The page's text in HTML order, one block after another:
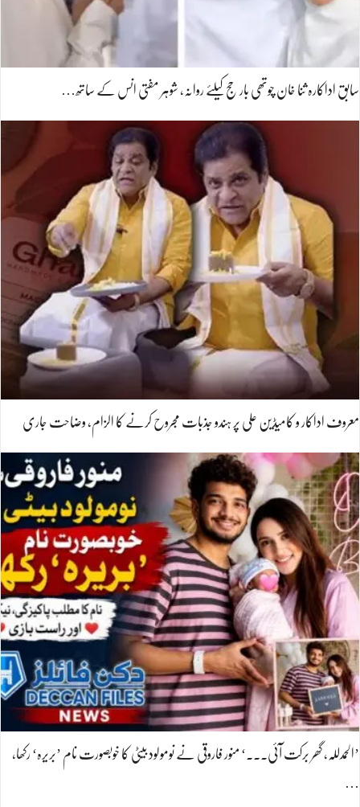
سابق اداکارہ ثنا خان چوتھی بار حج کیلئے روانہ، شوہر مفتی انس کے ساتھ…
معروف اداکار و کامیڈین علی پر ہندو جذبات مجروح کرنے کا الزام، وضاحت جاری
’الحمدللہ، گھر برکت آئی۔۔۔‘ منور فاروقی نے نومولود بیٹی کا خوبصورت نام ’بریرہ‘ رکھا،